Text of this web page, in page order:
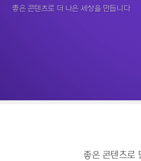
좋은 콘텐츠로 더 나은 세상을 만듭니다
좋은 콘텐츠로